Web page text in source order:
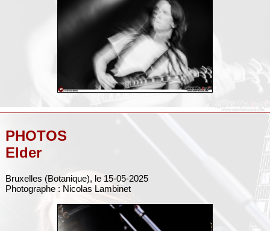
PHOTOS
Elder
Bruxelles (Botanique), le 15-05-2025
Photographe : Nicolas Lambinet